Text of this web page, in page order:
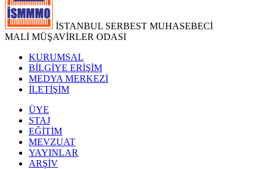
İSTANBUL SERBEST MUHASEBECİ
MALİ MÜŞAVİRLER ODASI
KURUMSAL
BİLGİYE ERİŞİM
MEDYA MERKEZİ
İLETİŞİM
ÜYE
STAJ
EĞİTİM
MEVZUAT
YAYINLAR
ARŞİV